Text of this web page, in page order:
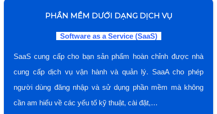
PHẦN MỀM DƯỚI DẠNG DỊCH VỤ
Software as a Service (SaaS)
SaaS cung cấp cho bạn sản phẩm hoàn chỉnh được nhà
cung cấp dịch vụ vận hành và quản lý. SaaA cho phép
người dùng đăng nhập và sử dụng phần mềm mà không
cần am hiểu về các yếu tố kỹ thuật, cài đặt,…